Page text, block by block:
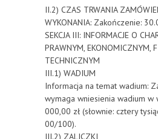
II.2) CZAS TRWANIA
WYKONANIA: Zakończenie:
SEKCJA III: INFORMACJE O
PRAWNYM, EKONOMICZNYM,
TECHNICZNYM
III.1) WADIUM
Informacja na temat wadium:
wymaga wniesienia wadium w
000,00 zł (słownie: cztery
00/100).
III.2) ZALICZKI